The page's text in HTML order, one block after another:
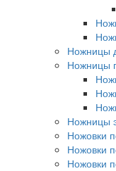
Ножницы
Ножницы
Ножницы
Ножовки
Ножовки
Ножовки